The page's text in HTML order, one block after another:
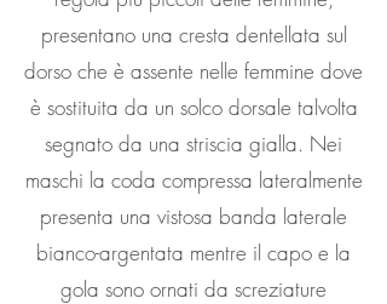
presentano una cresta dentellata sul
dorso che è assente nelle femmine dove
è sostituita da un solco dorsale talvolta
segnato da una striscia gialla. Nei
maschi la coda compressa lateralmente
presenta una vistosa banda laterale
bianco-argentata mentre il capo e la
gola sono ornati da screziature